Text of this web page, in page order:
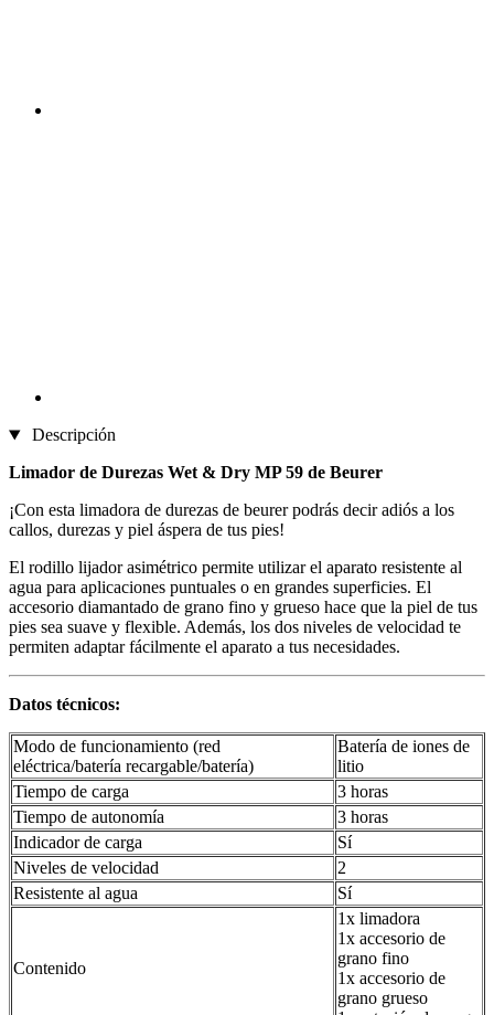
Descripción
Limador de Durezas Wet & Dry MP 59 de Beurer
¡Con esta limadora de durezas de beurer podrás decir adiós a los
callos, durezas y piel áspera de tus pies!
El rodillo lijador asimétrico permite utilizar el aparato resistente al
agua para aplicaciones puntuales o en grandes superficies. El
accesorio diamantado de grano fino y grueso hace que la piel de tus
pies sea suave y flexible. Además, los dos niveles de velocidad te
permiten adaptar fácilmente el aparato a tus necesidades.
Datos técnicos:
Modo de funcionamiento (red
eléctrica/batería recargable/batería)
Batería de iones de
litio
Tiempo de carga
3 horas
Tiempo de autonomía
3 horas
Indicador de carga
Sí
Niveles de velocidad
2
Resistente al agua
Sí
Contenido
1x limadora
1x accesorio de
grano fino
1x accesorio de
grano grueso